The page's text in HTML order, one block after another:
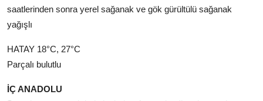
saatlerinden sonra yerel sağanak ve gök gürültülü sağanak
yağışlı
HATAY 18°C, 27°C
Parçalı bulutlu
İÇ ANADOLU